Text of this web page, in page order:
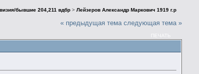
бывшие 204,211 вдбр >Лейзеров Александр Маркович 1919 г.р
« предыдущая тема следующая тема »
ПЕЧАТЬ